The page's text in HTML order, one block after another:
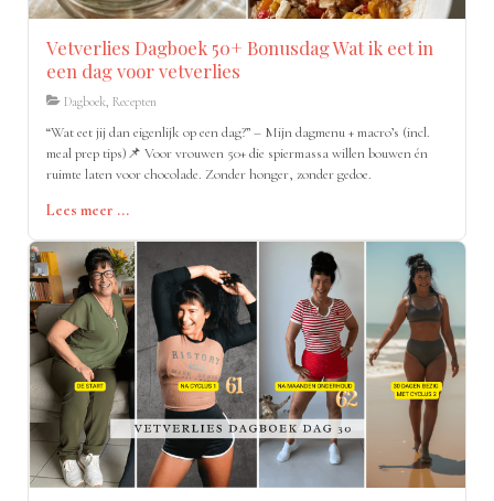
Vetverlies Dagboek 50+ Bonusdag Wat ik eet in
een dag voor vetverlies
Dagboek, Recepten
“Wat eet jij dan eigenlijk op een dag?” – Mijn dagmenu + macro’s (incl.
meal prep tips)📌 Voor vrouwen 50+ die spiermassa willen bouwen én
ruimte laten voor chocolade. Zonder honger, zonder gedoe.
Lees meer ...